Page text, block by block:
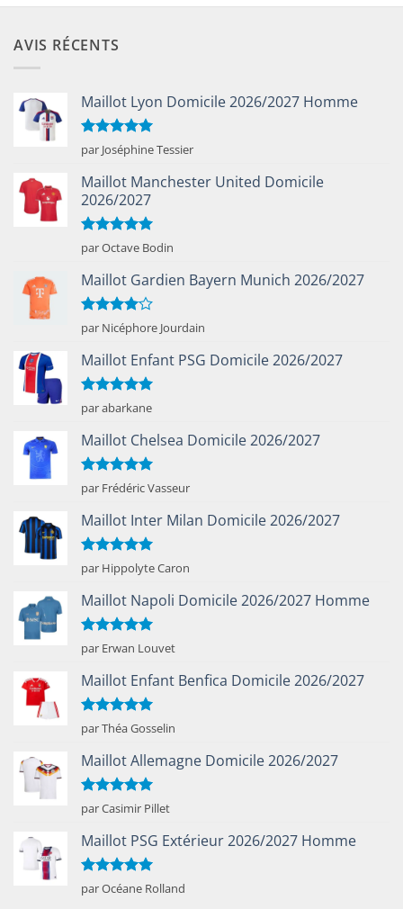
AVIS RÉCENTS
Maillot Lyon Domicile 2026/2027 Homme
Note5sur
5
par Joséphine Tessier
Maillot Manchester United Domicile
2026/2027
Note5sur
5
par Octave Bodin
Maillot Gardien Bayern Munich 2026/2027
Note4
sur 5
par Nicéphore Jourdain
Maillot Enfant PSG Domicile 2026/2027
Note5sur
5
par abarkane
Maillot Chelsea Domicile 2026/2027
Note5sur
5
par Frédéric Vasseur
Maillot Inter Milan Domicile 2026/2027
Note5sur
5
par Hippolyte Caron
Maillot Napoli Domicile 2026/2027 Homme
Note5sur
5
par Erwan Louvet
Maillot Enfant Benfica Domicile 2026/2027
Note5sur
5
par Théa Gosselin
Maillot Allemagne Domicile 2026/2027
Note5sur
5
par Casimir Pillet
Maillot PSG Extérieur 2026/2027 Homme
Note5sur
5
par Océane Rolland